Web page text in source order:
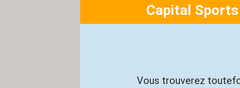
Capital
Vous trouverez